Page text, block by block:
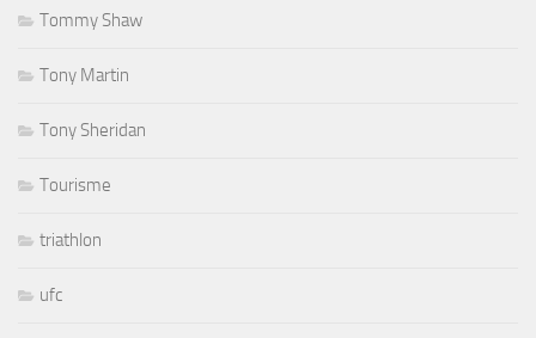
Tommy Shaw
Tony Martin
Tony Sheridan
Tourisme
triathlon
ufc